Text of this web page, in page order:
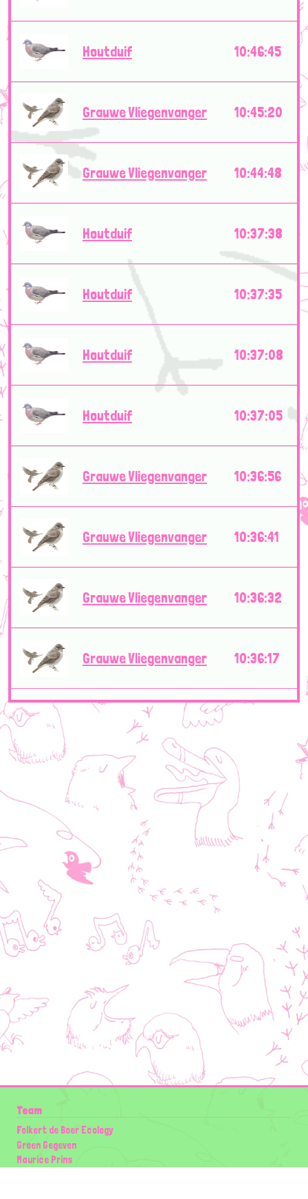
Houtduif 10:46:45
Grauwe Vliegenvanger 10:45:20
Grauwe Vliegenvanger 10:44:48
Houtduif 10:37:38
Houtduif 10:37:35
Houtduif 10:37:08
Houtduif 10:37:05
Grauwe Vliegenvanger 10:36:56
Grauwe Vliegenvanger 10:36:41
Grauwe Vliegenvanger 10:36:32
Grauwe Vliegenvanger 10:36:17
Team
Folkert de Boer Ecology
Groen Gegeven
Maurice Prins